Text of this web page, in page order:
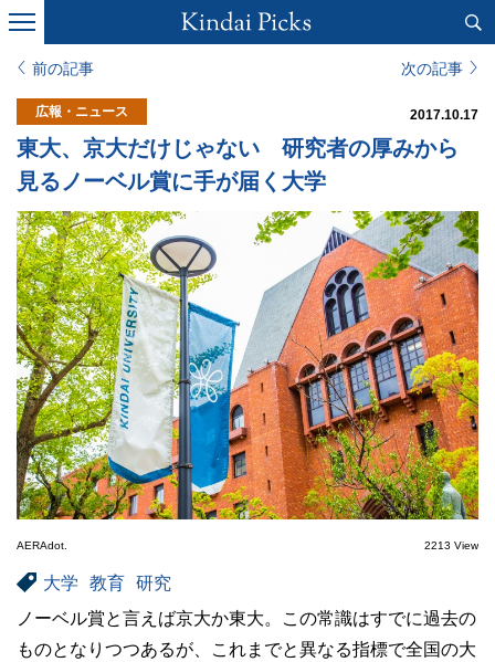
前の記事 次の記事
広報・ニュース 2017.10.17
東大、京大だけじゃない 研究者の厚みから
見るノーベル賞に手が届く大学
AERAdot. 2213 View
大学 教育 研究
ノーベル賞と言えば京大か東大。この常識はすでに過去の
ものとなりつつあるが、これまでと異なる指標で全国の大